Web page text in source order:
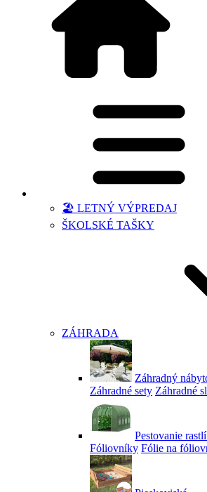
🏖️ LETNÝ VÝPREDAJ
ŠKOLSKÉ TAŠKY
ZÁHRADA
Záhradný
Záhradné sety Záhradné
Pestovanie
Fóliovníky Fólie na